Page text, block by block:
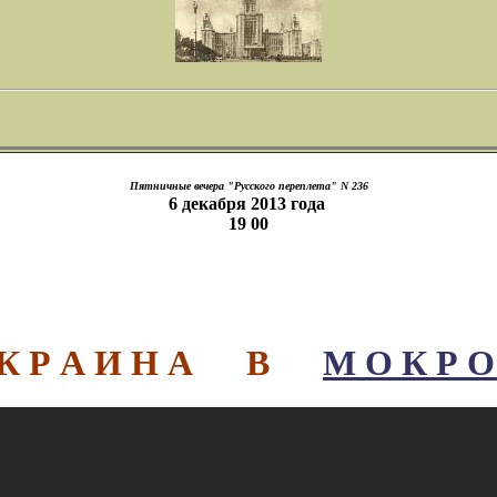
Пятничные вечера "Русского переплета" N 236
6 декабря 2013 года
19 00
Р А И Н А В М О К Р